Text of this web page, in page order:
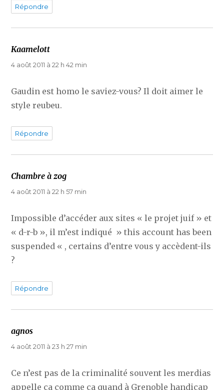
Répondre
Kaamelott
4 août 2011 à 22 h 42 min
Gaudin est homo le saviez-vous? Il doit aimer le
style reubeu.
Répondre
Chambre à zog
4 août 2011 à 22 h 57 min
Impossible d’accéder aux sites « le projet juif » et
« d-r-b », il m’est indiqué » this account has been
suspended « , certains d’entre vous y accèdent-ils
?
Répondre
agnos
4 août 2011 à 23 h 27 min
Ce n’est pas de la criminalité souvent les merdias
appelle ça comme ça quand à Grenoble handicap